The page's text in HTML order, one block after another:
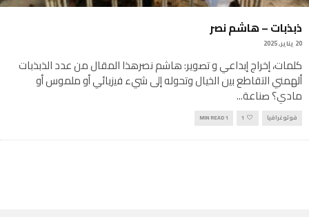
ذبذبات – هاشم نصر
20 يناير, 2025
كلمات، إخراج إبداعي و تصوير: هاشم نصرهذا المقال من عدد الذبذبات
ألهمني اﻟﺗﻘﺎطﻊ ﺑﯾن اﻟﺧﯾﺎل وتحوله إﻟﻰ ﺷﻲء ﻓﯾزﯾﺎﺋﻲ أو ملموس أو
مادي؟ ﺻﻧﺎﻋﺔ...
فوتوغرافيا 1
1 MIN READ